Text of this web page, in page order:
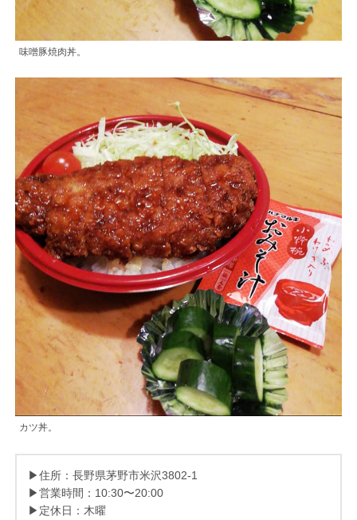
味噌豚焼肉丼。
カツ丼。
▶住所：長野県茅野市米沢3802-1
▶営業時間：10:30〜20:00
▶定休日：木曜